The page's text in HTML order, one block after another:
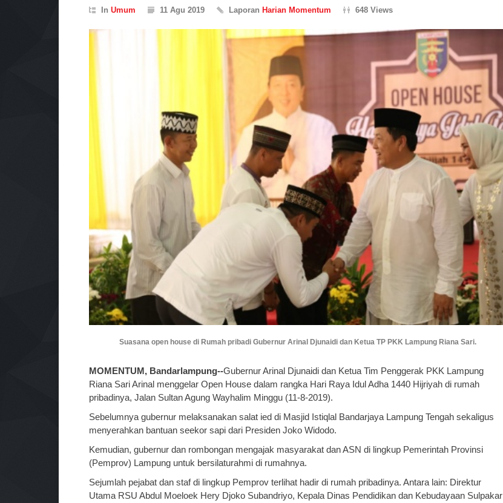
In Umum 11 Agu 2019 Laporan Harian Momentum 648 Views
Suasana open house di Rumah pribadi Gubernur Arinal Djunaidi dan Ketua TP PKK Lampung Riana Sari.
MOMENTUM, Bandarlampung--Gubernur Arinal Djunaidi dan Ketua Tim Penggerak PKK Lampung
Riana Sari Arinal menggelar Open House dalam rangka Hari Raya Idul Adha 1440 Hijriyah di rumah
pribadinya, Jalan Sultan Agung Wayhalim Minggu (11-8-2019).
Sebelumnya gubernur melaksanakan salat ied di Masjid Istiqlal Bandarjaya Lampung Tengah sekaligus
menyerahkan bantuan seekor sapi dari Presiden Joko Widodo.
Kemudian, gubernur dan rombongan mengajak masyarakat dan ASN di lingkup Pemerintah Provinsi
(Pemprov) Lampung untuk bersilaturahmi di rumahnya.
Sejumlah pejabat dan staf di lingkup Pemprov terlihat hadir di rumah pribadinya. Antara lain: Direktur
Utama RSU Abdul Moeloek Hery Djoko Subandriyo, Kepala Dinas Pendidikan dan Kebudayaan Sulpakar